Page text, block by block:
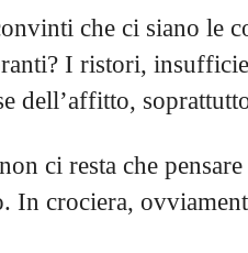
che ci siano le
I ristori,
dell’affitto,
ci resta che
In crociera,